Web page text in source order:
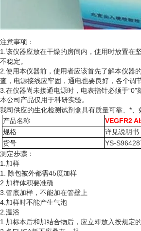
注意事项：
1.该仪器应放在干燥的房间内，使用时放置在
不稳定。
2.使用本仪器前，使用者应该首先了解本仪器
查，电源接线应牢固，通电也要良好，各个调
3.在仪器尚未接通电源时，电表指针必须于
本公司产品仅用于科研实验。
我司供应的生化检测试剂盒具有质量可靠、*
产品名称
VEGFR2
规格
详见说明书
货号
YS-
测定步骤：
1.加样
1. 除包被外都需45度加样
2.加样体积要准确
3.管底加样，不能加在管壁上
4.加样时不能产生气泡
2.温浴
1.加标本后和加结合物后，应立即放入按规定